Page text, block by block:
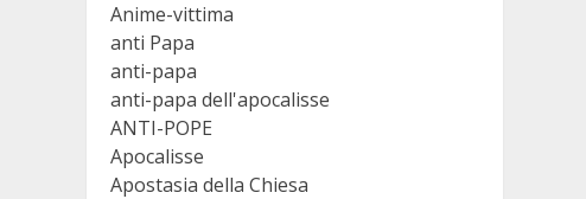
Anime-vittima
anti Papa
anti-papa
anti-papa dell'apocalisse
ANTI-POPE
Apocalisse
Apostasia della Chiesa